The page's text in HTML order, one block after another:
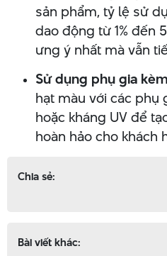
sản phẩm, tỷ lệ sử
dao động từ 1% đến
ưng ý nhất mà vẫn
Sử dụng phụ gia
hạt màu với các phụ
hoặc kháng UV để
hoàn hảo cho khách
Chia sẻ:
Bài viết khác: